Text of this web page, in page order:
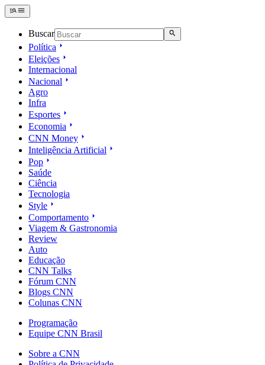
Buscar
Política
Eleições
Internacional
Nacional
Agro
Infra
Esportes
Economia
CNN Money
Inteligência Artificial
Pop
Saúde
Ciência
Tecnologia
Style
Comportamento
Viagem & Gastronomia
Review
Auto
Educação
CNN Talks
Fórum CNN
Blogs CNN
Colunas CNN
Programação
Equipe CNN Brasil
Sobre a CNN